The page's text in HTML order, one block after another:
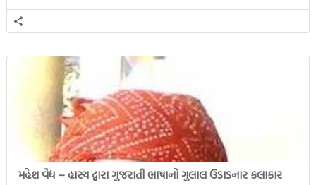
મહેશ વૈદ્ય – હાસ્ય દ્વારા ગુજરાતી ભાષાનો ગુલાલ ઉડાડનાર કલાકાર